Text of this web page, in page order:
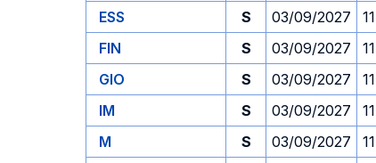
ESS
S 03/09/2027
FIN
S 03/09/2027
GIO
S 03/09/2027
IM
S 03/09/2027
M
S 03/09/2027